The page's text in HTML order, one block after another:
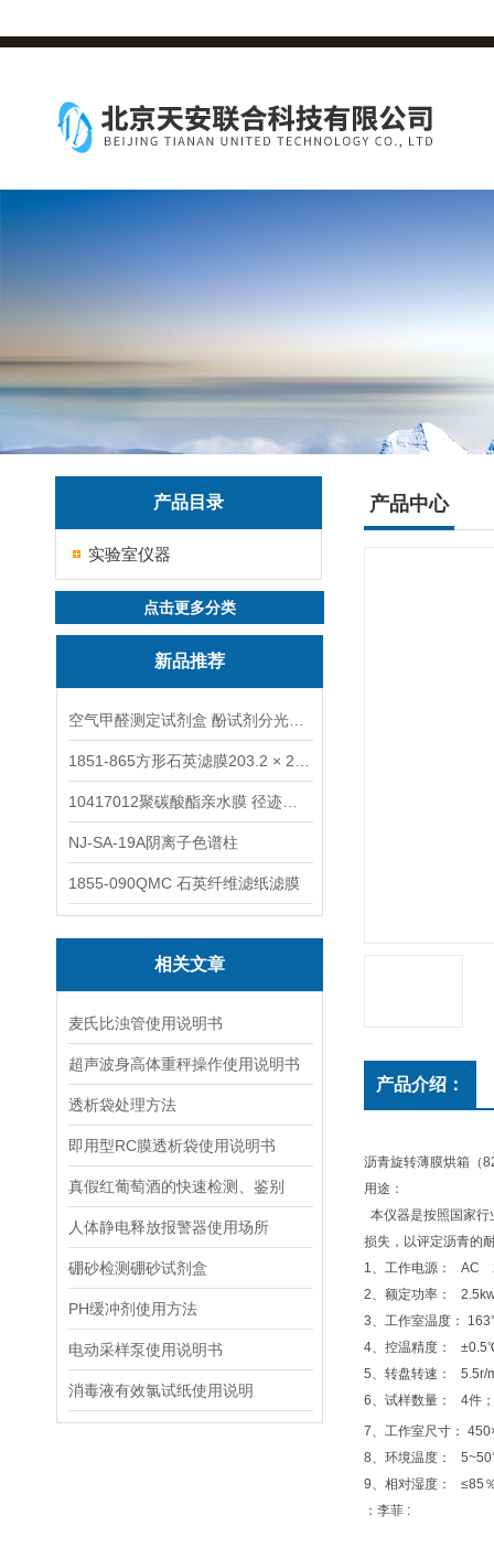
产品目录
实验室仪器
点击更多分类
新品推荐
NJ-SA-19A阴离子色谱柱
1855-090QMC 石英纤维滤纸滤膜
相关文章
麦氏比浊管使用说明书
超声波身高体重秤操作使用说明书
透析袋处理方法
即用型RC膜透析袋使用说明书
真假红葡萄酒的快速检测、鉴别
人体静电释放报警器使用场所
硼砂检测硼砂试剂盒
PH缓冲剂使用方法
电动采样泵使用说明书
消毒液有效氯试纸使用说明
产品中心
产品介绍：
沥青旋转薄膜烘箱（
用途：
本仪器是按照国家
损失，以评定沥青的
1、工作电源： AC
2、额定功率：
3、工作室温度：
4、控温精度：
5、转盘转速： 5.5r/
6、试样数量： 4件；
7、工作室尺寸：
8、环境温度：
9、相对湿度： ≤85
：李菲 :